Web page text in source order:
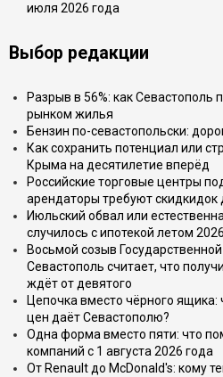
июля 2026 года
Выбор редакции
Разрыв в 56%: как Севастополь
рынком жилья
Бензин по-севастопольски:
Как сохранить потенциал или
Крыма на десятилетие вперёд
Российские торговые центры
арендаторы требуют скидкидок
Июльский обвал или
случилось с ипотекой летом
Восьмой созыв
Севастополь считает, что
ждёт от девятого
Цепочка вместо чёрного ящика:
цен даёт Севастополю?
Одна форма вместо пяти: что
компаний с 1 августа 2026 года
От Renault до McDonald's: кому